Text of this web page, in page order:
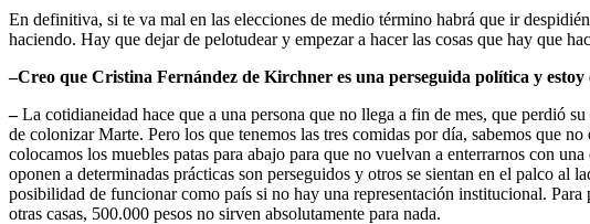
En definitiva, si te va mal en las elecciones de medio término habrá que ir
haciendo. Hay que dejar de pelotudear y empezar a hacer las cosas que hay que
–Creo que Cristina Fernández de Kirchner es una perseguida política y
–La cotidianeidad hace que a una persona que no llega a fin de mes, que perdió
de colonizar Marte. Pero los que tenemos las tres comidas por día, sabemos que
colocamos los muebles patas para abajo para que no vuelvan a enterrarnos con
oponen a determinadas prácticas son perseguidos y otros se sientan en el palco
posibilidad de funcionar como país si no hay una representación institucional.
otras casas, 500.000 pesos no sirven absolutamente para nada.